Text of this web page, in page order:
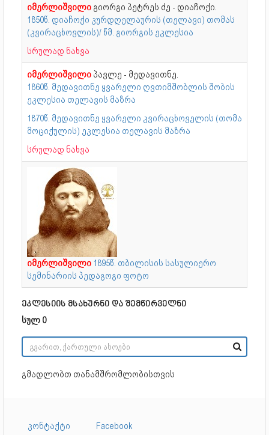
იმერლიშვილი გიორგი პეტრეს ძე - დიაჩოქი.
1850წ. დიაჩოქი კურდღელაურის (თელავი) თომას
(კვირაცხოვლის)/ წმ. გიორგის ეკლესია
სრულად ნახვა
იმერლიშვილი პავლე - მედავითნე.
1860წ. მედავითნე ყვარელი ღვთიმშობლის შობის
ეკლესია თელავის მაზრა
1870წ. მედავითნე ყვარელი კვირაცხოველის (თომა
მოციქულის) ეკლესია თელავის მაზრა
სრულად ნახვა
იმერლიშვილი 1895წ. თბილისის სასულიერო
სემინარიის პედაგოგი ფოტო
ეკლესიის მსახურნი და შემწირველნი
სულ 0
გმადლობთ თანამშრომლობისთვის
კონტაქტი
Facebook